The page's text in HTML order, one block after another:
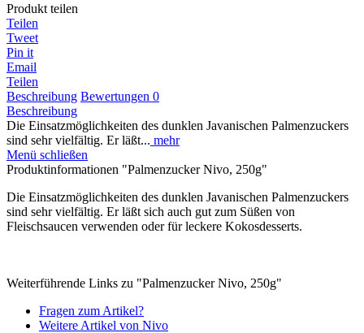
Produkt teilen
Teilen
Tweet
Pin it
Email
Teilen
Beschreibung Bewertungen 0
Beschreibung
Die Einsatzmöglichkeiten des dunklen Javanischen Palmenzuckers
sind sehr vielfältig. Er läßt... mehr
Menü schließen
Produktinformationen "Palmenzucker Nivo, 250g"
Die Einsatzmöglichkeiten des dunklen Javanischen Palmenzuckers
sind sehr vielfältig. Er läßt sich auch gut zum Süßen von
Fleischsaucen verwenden oder für leckere Kokosdesserts.
Weiterführende Links zu "Palmenzucker Nivo, 250g"
Fragen zum Artikel?
Weitere Artikel von Nivo